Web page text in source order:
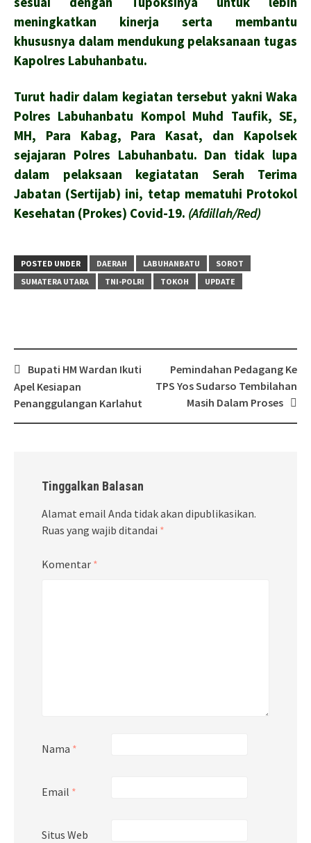
meningkatkan kinerja serta membantu
khususnya dalam mendukung pelaksanaan tugas
Kapolres Labuhanbatu.
Turut hadir dalam kegiatan tersebut yakni Waka
Polres Labuhanbatu Kompol Muhd Taufik, SE,
MH, Para Kabag, Para Kasat, dan Kapolsek
sejajaran Polres Labuhanbatu. Dan tidak lupa
dalam pelaksaan kegiatatan Serah Terima
Jabatan (Sertijab) ini, tetap mematuhi Protokol
Kesehatan (Prokes) Covid-19. (Afdillah/Red)
POSTED UNDER DAERAH LABUHANBATU
SOROT
SUMATERA UTARA
TNI-POLRI TOKOH UPDATE
Post
navigation
Bupati HM Wardan Ikuti
Apel Kesiapan
Penanggulangan Karlahut
Pemindahan Pedagang Ke
TPS Yos Sudarso Tembilahan
Masih Dalam Proses
Tinggalkan Balasan
Alamat email Anda tidak akan dipublikasikan.
Ruas yang wajib ditandai *
Komentar *
Nama *
Email *
Situs Web